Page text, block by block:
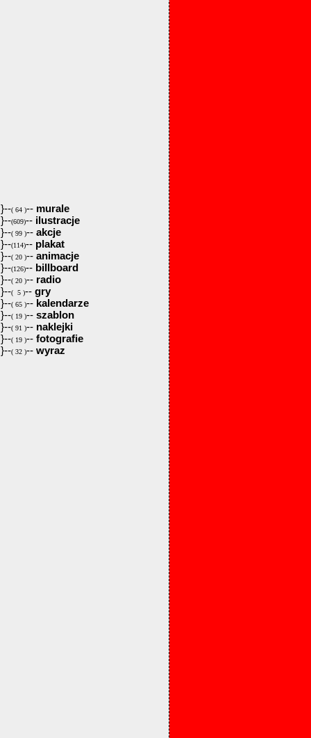
}--( 64 )-- murale
}--(609)-- ilustracje
}--( 99 )-- akcje
}--(114)-- plakat
}--( 20 )-- animacje
}--(126)-- billboard
}--( 20 )-- radio
}--( 5 )-- gry
}--( 65 )-- kalendarze
}--( 19 )-- szablon
}--( 91 )-- naklejki
}--( 19 )-- fotografie
}--( 32 )-- wyraz